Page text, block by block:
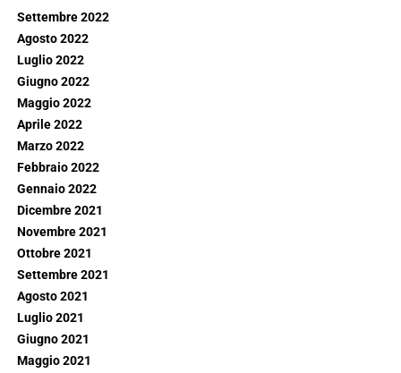
Settembre 2022
Agosto 2022
Luglio 2022
Giugno 2022
Maggio 2022
Aprile 2022
Marzo 2022
Febbraio 2022
Gennaio 2022
Dicembre 2021
Novembre 2021
Ottobre 2021
Settembre 2021
Agosto 2021
Luglio 2021
Giugno 2021
Maggio 2021